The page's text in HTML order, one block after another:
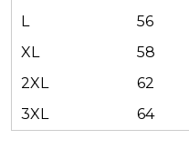
L
56
XL
58
2XL
62
3XL
64